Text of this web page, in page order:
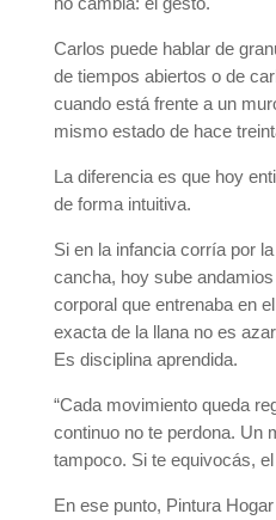
Carlos puede hablar de
de tiempos abiertos o de
cuando está frente a un
mismo estado de hace
La diferencia es que hoy
de forma intuitiva.
Si en la infancia corría por
cancha, hoy sube
corporal que entrenaba en
exacta de la llana no es
Es disciplina aprendida.
“Cada movimiento queda
continuo no te perdona. Un
tampoco. Si te equivocás,
En ese punto, Pintura